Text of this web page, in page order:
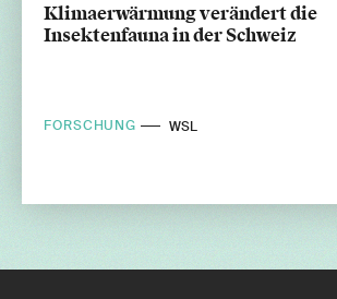
Klimaerwärmung verändert die
Insektenfauna in der Schweiz
FORSCHUNG WSL